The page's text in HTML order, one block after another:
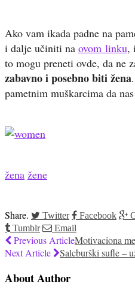
Ako vam ikada padne na
i dalje učiniti na ovom linku,
to mogu preneti ovde, da ne
zabavno i posebno biti žena
pametnim muškarcima da
žena žene
Share. Twitter Facebook
Tumblr
Email
Previous ArticleMotivaciona
Next Article
Salcburški sufle –
About Author